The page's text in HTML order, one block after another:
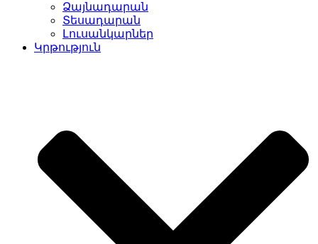
Ձայնադարան
Տեսադարան
Լուսանկարներ
Կրթություն